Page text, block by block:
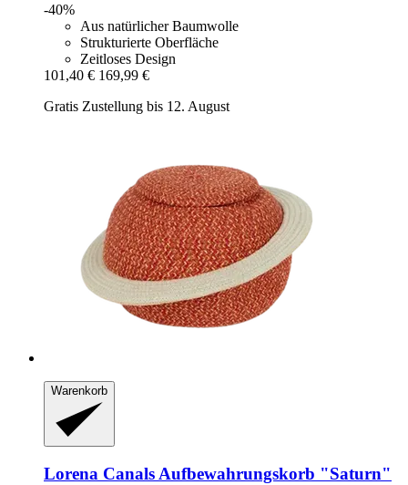
-40%
Aus natürlicher Baumwolle
Strukturierte Oberfläche
Zeitloses Design
101,40 € 169,99 €
Gratis Zustellung bis 12. August
Warenkorb
Lorena Canals Aufbewahrungskorb "Saturn"